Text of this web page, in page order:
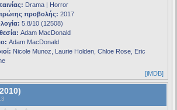
Drama | Horror
προβολής: 2017
5.8/10 (12508)
Adam MacDonald
Adam MacDonald
Nicole Munoz, Laurie Holden, Chloe Rose, Eric
[iMDB]